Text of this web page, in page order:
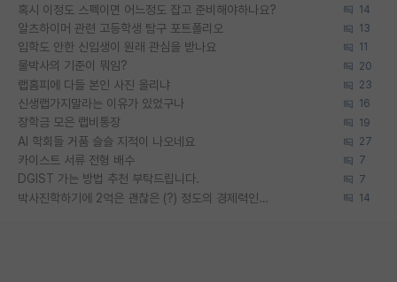
혹시 이정도 스펙이면 어느정도 잡고 준비해야하나요? 14
알츠하이머 관련 고등학생 탐구 포트폴리오 13
입학도 안한 신입생이 원래 관심을 받나요 11
물박사의 기준이 뭐임? 20
랩홈피에 다들 본인 사진 올리냐 23
신생랩가지말라는 이유가 있었구나 16
장학금 모은 랩비통장 19
AI 학회들 거품 슬슬 지적이 나오네요 27
카이스트 서류 전형 배수 7
DGIST 가는 방법 추천 부탁드립니다. 7
박사진학하기에 2억은 괜찮은 (?) 정도의 경제력인가요 14